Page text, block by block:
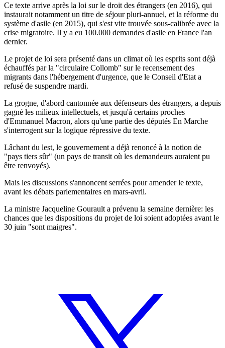
Ce texte arrive après la loi sur le droit des étrangers (en 2016), qui
instaurait notamment un titre de séjour pluri-annuel, et la réforme du
système d'asile (en 2015), qui s'est vite trouvée sous-calibrée avec la
crise migratoire. Il y a eu 100.000 demandes d'asile en France l'an
dernier.
Le projet de loi sera présenté dans un climat où les esprits sont déjà
échauffés par la "circulaire Collomb" sur le recensement des
migrants dans l'hébergement d'urgence, que le Conseil d'Etat a
refusé de suspendre mardi.
La grogne, d'abord cantonnée aux défenseurs des étrangers, a depuis
gagné les milieux intellectuels, et jusqu'à certains proches
d'Emmanuel Macron, alors qu'une partie des députés En Marche
s'interrogent sur la logique répressive du texte.
Lâchant du lest, le gouvernement a déjà renoncé à la notion de
"pays tiers sûr" (un pays de transit où les demandeurs auraient pu
être renvoyés).
Mais les discussions s'annoncent serrées pour amender le texte,
avant les débats parlementaires en mars-avril.
La ministre Jacqueline Gourault a prévenu la semaine dernière: les
chances que les dispositions du projet de loi soient adoptées avant le
30 juin "sont maigres".